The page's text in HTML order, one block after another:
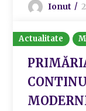
Ionut
Actualitate